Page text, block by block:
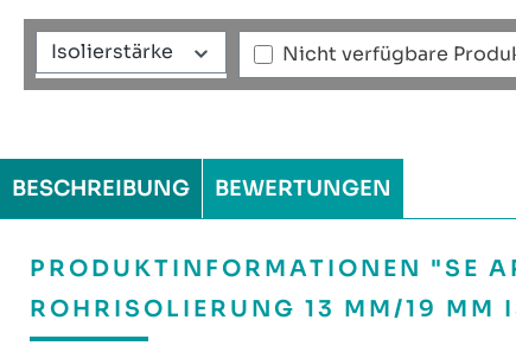
Isolierstärke Nicht verfügbare
BESCHREIBUNG BEWERTUNGEN
PRODUKTINFORMATIONEN "SE
ROHRISOLIERUNG 13 MM/19 MM